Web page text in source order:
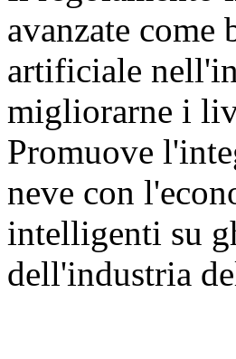
avanzate
artificiale
migliorarne i
Promuove
neve con
intelligenti su
dell'industria